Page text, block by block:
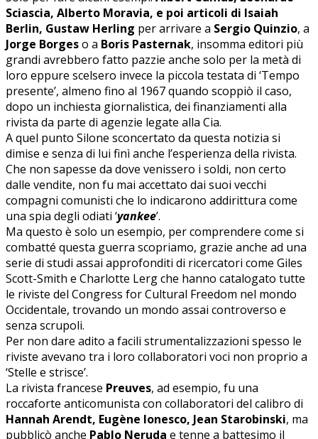
Sciascia, Alberto Moravia, e poi articoli di Isaiah
Berlin, Gustaw Herling per arrivare a Sergio Quinzio, a
Jorge Borgeso a Boris Pasternak, insomma editori più
grandi avrebbero fatto pazzie anche solo per la metà di
loro eppure scelsero invece la piccola testata di ‘Tempo
presente’, almeno fino al 1967 quando scoppiò il caso,
dopo un inchiesta giornalistica, dei finanziamenti alla
rivista da parte di agenzie legate alla Cia.
A quel punto Silone sconcertato da questa notizia si
dimise e senza di lui finì anche l’esperienza della rivista.
Che non sapesse da dove venissero i soldi, non certo
dalle vendite, non fu mai accettato dai suoi vecchi
compagni comunisti che lo indicarono addirittura come
una spia degli odiati ‘yankee’.
Ma questo è solo un esempio, per comprendere come si
combatté questa guerra scopriamo, grazie anche ad una
serie di studi assai approfonditi di ricercatori come Giles
Scott-Smith e Charlotte Lerg che hanno catalogato tutte
le riviste del Congress for Cultural Freedom nel mondo
Occidentale, trovando un mondo assai controverso e
senza scrupoli.
Per non dare adito a facili strumentalizzazioni spesso le
riviste avevano tra i loro collaboratori voci non proprio a
‘Stelle e strisce’.
La rivista francese Preuves, ad esempio, fu una
roccaforte anticomunista con collaboratori del calibro di
Hannah Arendt, Eugène Ionesco, Jean Starobinski, ma
pubblicò anche Pablo Neruda e tenne a battesimo il